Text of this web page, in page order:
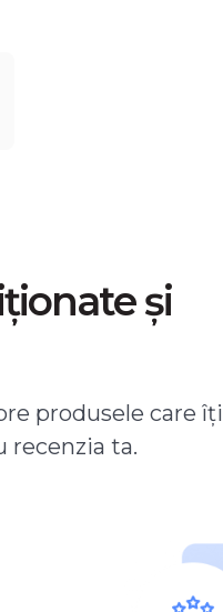
și
produsele care îți
recenzia ta.